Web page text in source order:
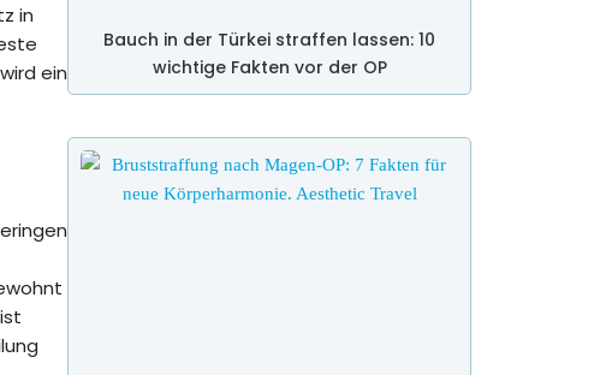
in
ein
Bauch in der Türkei straffen lassen: 10
wichtige Fakten vor der OP